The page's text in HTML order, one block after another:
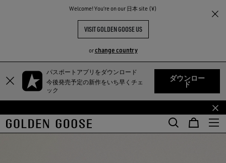
Welcome! You‘re on our 日本 site (¥)
VISIT GOLDEN GOOSE US
orchange country
メ
イ
ン
コ
ン
テ
フ
ッ
タ
ー
コ
ン
パスポートアプリをダウンロード
今後発売予定の新作をいち早くチェ
ック
ダウンロー
ド